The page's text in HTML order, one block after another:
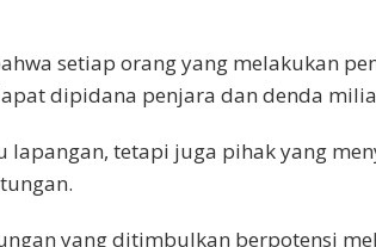
setiap orang yang melakukan
dipidana penjara dan denda
lapangan, tetapi juga pihak yang
yang ditimbulkan berpotensi